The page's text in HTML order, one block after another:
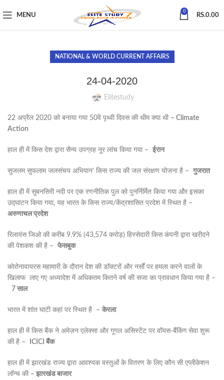
MENU
0
RS.0.00
NATIONAL & WORLD CURRENT AFFAIRS
24-04-2020
Elitestudy
22 अप्रैल 2020 को बनाया गया 50वें पृथ्वी दिवस की थीम क्या थी – Climate
Action
हाल ही में किस देश द्वारा सैन्य उपग्रह नूर लांच किया गया – ईरान
सुजलम सुफलाम जलसंचय अभियान’ किस राज्य की जल संरक्षण योजना है – गुजरात
हाल ही में सुबनसिरी नदी पर एक रणनीतिक पुल को पुनर्निर्मित किया गया और इसका
उद्घाटन किया गया, यह भारत के किस राज्य/केंद्रशासित प्रदेश में स्थित है –
अरुणाचलप्रदेश
रिलायंस जिओ की करीब 9.9% (43,574 करोड़) हिस्सेदारी किस कंपनी द्वारा खरीदने
की पेशकश की है – फेसबुक
कोरोनावायरस महामारी के दौरान देश की डॉक्टरों और नर्सों पर हमला करने वालों के
खिलाफ लाए गए अध्यादेश में अधिकतम कितने वर्ष की सजा का प्रावधान किया गया है –
7 साल
भारत में शांत घाटी कहां पर स्थित है – केरला
हाल ही में किस बैंक ने अमेज़न एलेक्सा और गूगल असिस्टेंट पर वॉयस-बैंकिंग सेवा शुरू
की है –
ICICI बैंक
हाल ही में झारखंड राज्य द्वारा आवश्यक वस्तुओं के वितरण के लिए कौन सी एप्लीकेशन
लॉन्च की – झारखंडबाजार